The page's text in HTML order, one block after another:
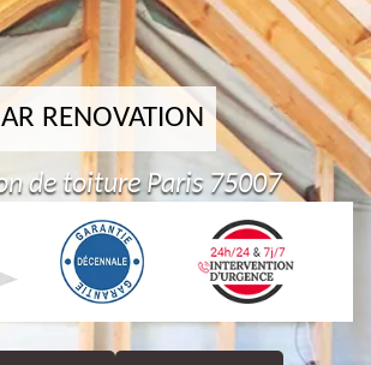
AR RENOVATION
de toiture Paris 75007